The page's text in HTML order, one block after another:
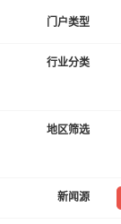
门户类型
行业分类
地区筛选
新闻源